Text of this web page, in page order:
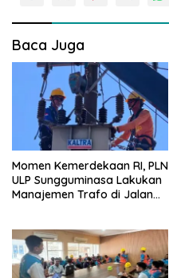
s
i
p
Baca Juga
Momen Kemerdekaan RI, PLN
ULP Sungguminasa Lakukan
Manajemen Trafo di Jalan